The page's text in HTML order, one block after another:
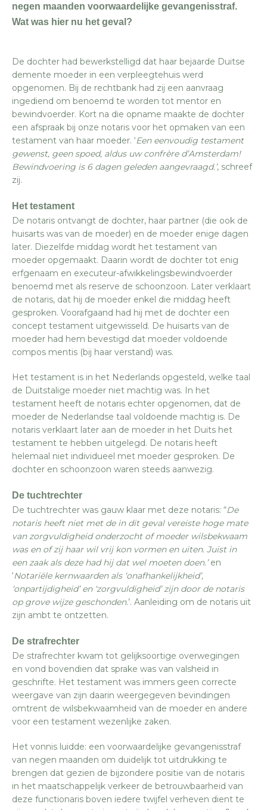
negen maanden voorwaardelijke gevangenisstraf.
Wat was hier nu het geval?
De dochter had bewerkstelligd dat haar bejaarde Duitse
demente moeder in een verpleegtehuis werd
opgenomen. Bij de rechtbank had zij een aanvraag
ingediend om benoemd te worden tot mentor en
bewindvoerder. Kort na die opname maakte de dochter
een afspraak bij onze notaris voor het opmaken van een
testament van haar moeder. ‘Een eenvoudig testament
gewenst, geen spoed, aldus uw confrère d’Amsterdam!
Bewindvoering is 6 dagen geleden aangevraagd.’, schreef
zij.
Het testament
De notaris ontvangt de dochter, haar partner (die ook de
huisarts was van de moeder) en de moeder enige dagen
later. Diezelfde middag wordt het testament van
moeder opgemaakt. Daarin wordt de dochter tot enig
erfgenaam en executeur-afwikkelingsbewindvoerder
benoemd met als reserve de schoonzoon. Later verklaart
de notaris, dat hij de moeder enkel die middag heeft
gesproken. Voorafgaand had hij met de dochter een
concept testament uitgewisseld. De huisarts van de
moeder had hem bevestigd dat moeder voldoende
compos mentis (bij haar verstand) was.
Het testament is in het Nederlands opgesteld, welke taal
de Duitstalige moeder niet machtig was. In het
testament heeft de notaris echter opgenomen, dat de
moeder de Nederlandse taal voldoende machtig is. De
notaris verklaart later aan de moeder in het Duits het
testament te hebben uitgelegd. De notaris heeft
helemaal niet individueel met moeder gesproken. De
dochter en schoonzoon waren steeds aanwezig.
De tuchtrechter
De tuchtrechter was gauw klaar met deze notaris: “De
notaris heeft niet met de in dit geval vereiste hoge mate
van zorgvuldigheid onderzocht of moeder wilsbekwaam
was en of zij haar wil vrij kon vormen en uiten. Juist in
een zaak als deze had hij dat wel moeten doen.’en
‘Notariële kernwaarden als ‘onafhankelijkheid’,
‘onpartijdigheid’ en ‘zorgvuldigheid’ zijn door de notaris
op grove wijze geschonden.’. Aanleiding om de notaris uit
zijn ambt te ontzetten.
De strafrechter
De strafrechter kwam tot gelijksoortige overwegingen
en vond bovendien dat sprake was van valsheid in
geschrifte. Het testament was immers geen correcte
weergave van zijn daarin weergegeven bevindingen
omtrent de wilsbekwaamheid van de moeder en andere
voor een testament wezenlijke zaken.
Het vonnis luidde: een voorwaardelijke gevangenisstraf
van negen maanden om duidelijk tot uitdrukking te
brengen dat gezien de bijzondere positie van de notaris
in het maatschappelijk verkeer de betrouwbaarheid van
deze functionaris boven iedere twijfel verheven dient te